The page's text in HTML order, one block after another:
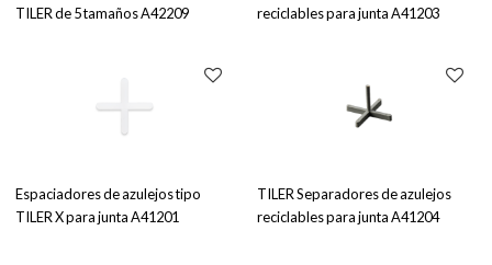
TILER de 5 tamaños A42209
reciclables para junta A41203
Espaciadores de azulejos tipo
TILER X para junta A41201
TILER Separadores de azulejos
reciclables para junta A41204